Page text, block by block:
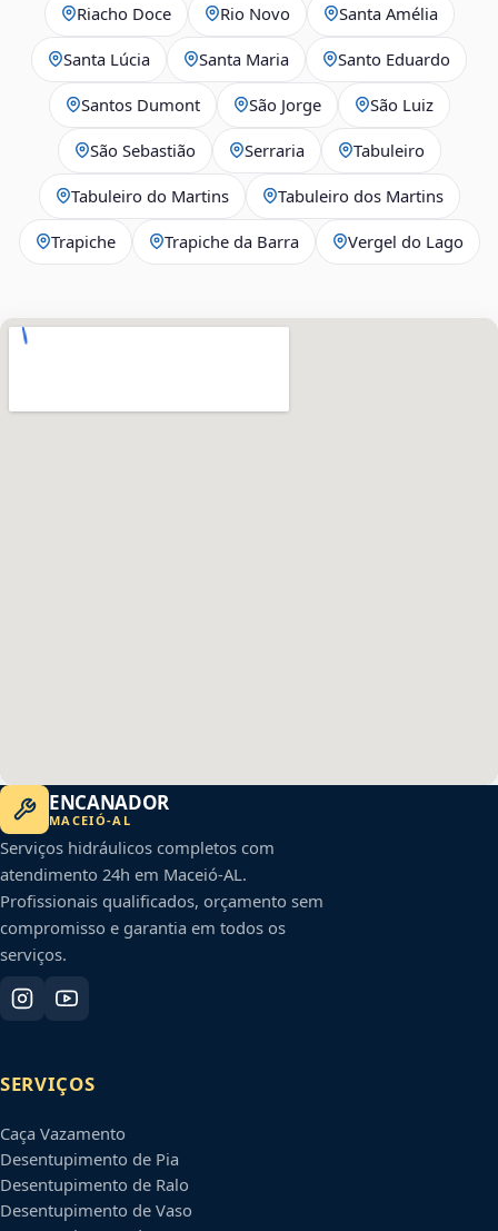
Riacho Doce Rio Novo Santa Amélia
Santa Lúcia Santa Maria Santo Eduardo
Santos Dumont São Jorge São Luiz
São Sebastião Serraria Tabuleiro
Tabuleiro do Martins Tabuleiro dos Martins
Trapiche Trapiche da Barra Vergel do Lago
ENCANADOR
MACEIÓ-AL
Serviços hidráulicos completos com
atendimento 24h em Maceió-AL.
Profissionais qualificados, orçamento sem
compromisso e garantia em todos os
serviços.
SERVIÇOS
Caça Vazamento
Desentupimento de Pia
Desentupimento de Ralo
Desentupimento de Vaso